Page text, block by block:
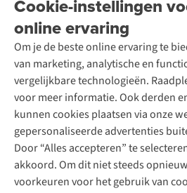
Cookie-instellingen
online ervaring
Om je de beste online ervaring te
van marketing, analytische en
vergelijkbare technologieën.
voor meer informatie. Ook derden
kunnen cookies plaatsen via onze
gepersonaliseerde advertenties
Door “Alles accepteren” te
akkoord. Om dit niet steeds
voorkeuren voor het gebruik van
Garantie
Contact
Over A.S.Adventure
Toegankelijkheidsverklaring
Wasservice
Schoenonderhoud
Schoenherstelling
Kledingherstelling
Retouches
Voor bedrijven
A.S.Magazine
Podcast
Explore Academy
Explore Camp
Gear Check
Inspiratie & advies
Meld je aan voor de nieuwsbrief
Follow us